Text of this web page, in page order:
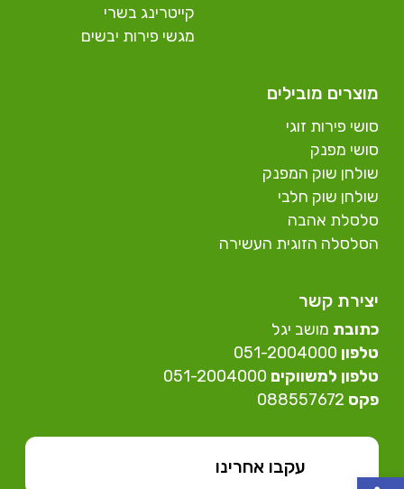
קייטרינג בשרי
מגשי פירות יבשים
מוצרים מובילים
סושי פירות זוגי
סושי מפנק
שולחן שוק המפנק
שולחן שוק חלבי
סלסלת אהבה
הסלסלה הזוגית העשירה
יצירת קשר
כתובת מושב יגל
טלפון
טלפון למשווקים
פקס 088557672
עקבו אחרינו